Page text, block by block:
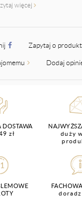
więcej
Zapytaj o produkt
Dodaj
DOSTAWA
zł
duży